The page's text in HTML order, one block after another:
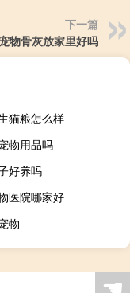
下一篇
宠物骨灰放家里好吗
猫粮怎么样
物用品吗
好养吗
医院哪家好
物